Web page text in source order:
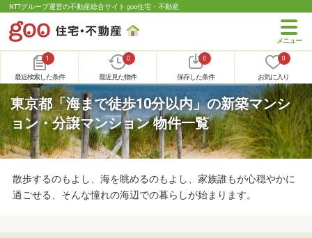
NTTグループ運営の不動産総合サイト goo住宅・不動産
1
最近検索した条件
0
最近見た物件
0
保存した条件
0
お気に入り
東京都「海まで徒歩10分以内」の新築マンシ
ョン・分譲マンション 物件一覧
散歩するのもよし、海を眺めるのもよし、家族誰もが心穏やかに
過ごせる、そんな憧れの海辺での暮らしが始まります。